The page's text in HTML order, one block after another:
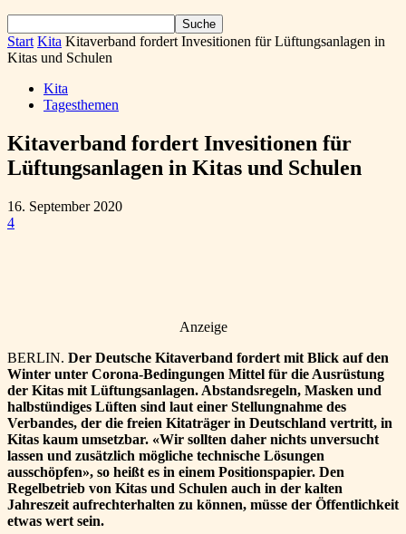
Start Kita Kitaverband fordert Invesitionen für Lüftungsanlagen in
Kitas und Schulen
Kita
Tagesthemen
Kitaverband fordert Invesitionen für
Lüftungsanlagen in Kitas und Schulen
16. September 2020
4
Anzeige
BERLIN. Der Deutsche Kitaverband fordert mit Blick auf den
Winter unter Corona-Bedingungen Mittel für die Ausrüstung
der Kitas mit Lüftungsanlagen. Abstandsregeln, Masken und
halbstündiges Lüften sind laut einer Stellungnahme des
Verbandes, der die freien Kitaträger in Deutschland vertritt, in
Kitas kaum umsetzbar. «Wir sollten daher nichts unversucht
lassen und zusätzlich mögliche technische Lösungen
ausschöpfen», so heißt es in einem Positionspapier. Den
Regelbetrieb von Kitas und Schulen auch in der kalten
Jahreszeit aufrechterhalten zu können, müsse der Öffentlichkeit
etwas wert sein.